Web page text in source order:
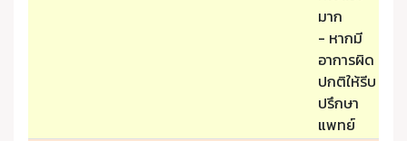
มาก
- หากมี
อาการผิด
ปกติให้รีบ
ปรึกษา
แพทย์